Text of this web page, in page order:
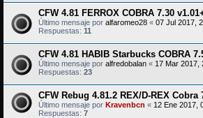
CFW 4.81 FERROX COBRA 7.30
Último mensaje por alfaromeo28 « 07 Jul 2017,
Respuestas: 11
CFW 4.81 HABIB Starbucks COBRA
Último mensaje por alfredobalan « 17 Mar 2017,
Respuestas: 23
CFW Rebug 4.81.2 REX/D-REX Cobra
Último mensaje por Kravenbcn « 12 Ene 2017,
Respuestas: 7